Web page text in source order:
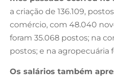
a criação de 136.109,
comércio, com 48.040
foram 35.068 postos; na
postos; e na agropecuária
Os salários também